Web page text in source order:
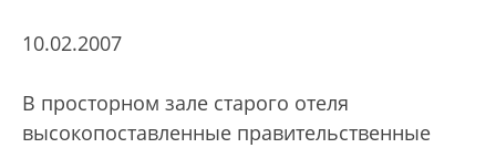
10.02.2007
В просторном зале старого отеля
высокопоставленные правительственные